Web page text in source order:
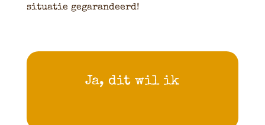
situatie gegarandeerd!
Ja, dit wil ik